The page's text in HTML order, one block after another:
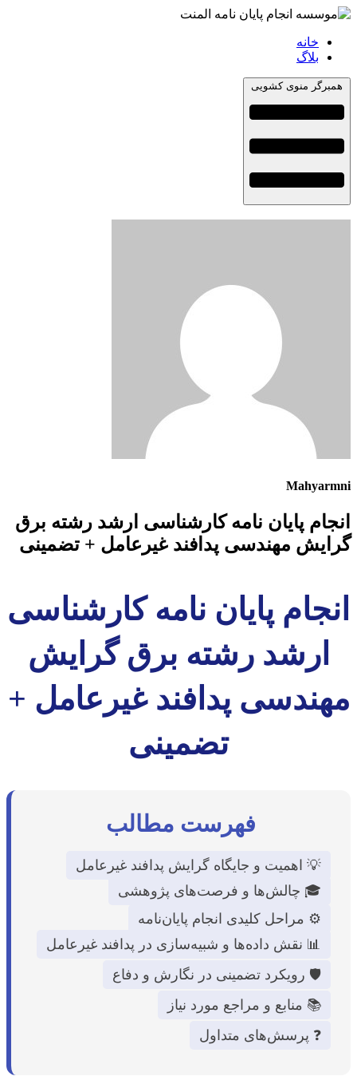
خانه
بلاگ
همبرگر منوی کشویی
Mahyarmni
انجام پایان نامه کارشناسی ارشد رشته برق
گرایش مهندسی پدافند غیرعامل + تضمینی
انجام پایان نامه کارشناسی
ارشد رشته برق گرایش
مهندسی پدافند غیرعامل +
تضمینی
فهرست مطالب
💡 اهمیت و جایگاه گرایش پدافند غیرعامل
🎓 چالش‌ها و فرصت‌های پژوهشی
⚙️ مراحل کلیدی انجام پایان‌نامه
📊 نقش داده‌ها و شبیه‌سازی در پدافند غیرعامل
🛡️ رویکرد تضمینی در نگارش و دفاع
📚 منابع و مراجع مورد نیاز
❓ پرسش‌های متداول